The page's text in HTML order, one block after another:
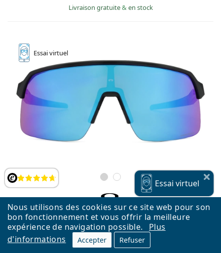
Nous utilisons des cookies sur ce site web pour son
bon fonctionnement et vous offrir la meilleure
expérience de navigation possible.
Plus
d'informations
Accepter Refuser
Évaluation
Livraison gratuite& en stock
Essaivirtuel
Oakley Sutro Lite OO 9463 15 39
234.90 CHF
Livraison gratuite&en stock
Essai virtuel